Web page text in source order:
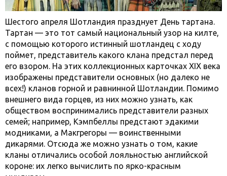
Шестого апреля Шотландия празднует День тартана.
Тартан — это тот самый национальный узор на килте,
с помощью которого истинный шотландец с ходу
поймет, представитель какого клана предстал перед
его взором. На этих коллекционных карточках XIX века
изображены представители основных (но далеко не
всех!) кланов горной и равнинной Шотландии. Помимо
внешнего вида горцев, из них можно узнать, как
обществом воспринимались представители разных
семей; например, Кэмпбеллы предстают эдакими
модниками, а Макгрегоры — воинственными
дикарями. Отсюда же можно узнать о том, какие
кланы отличались особой лояльностью английской
короне: их легко вычислить по ярко-красным